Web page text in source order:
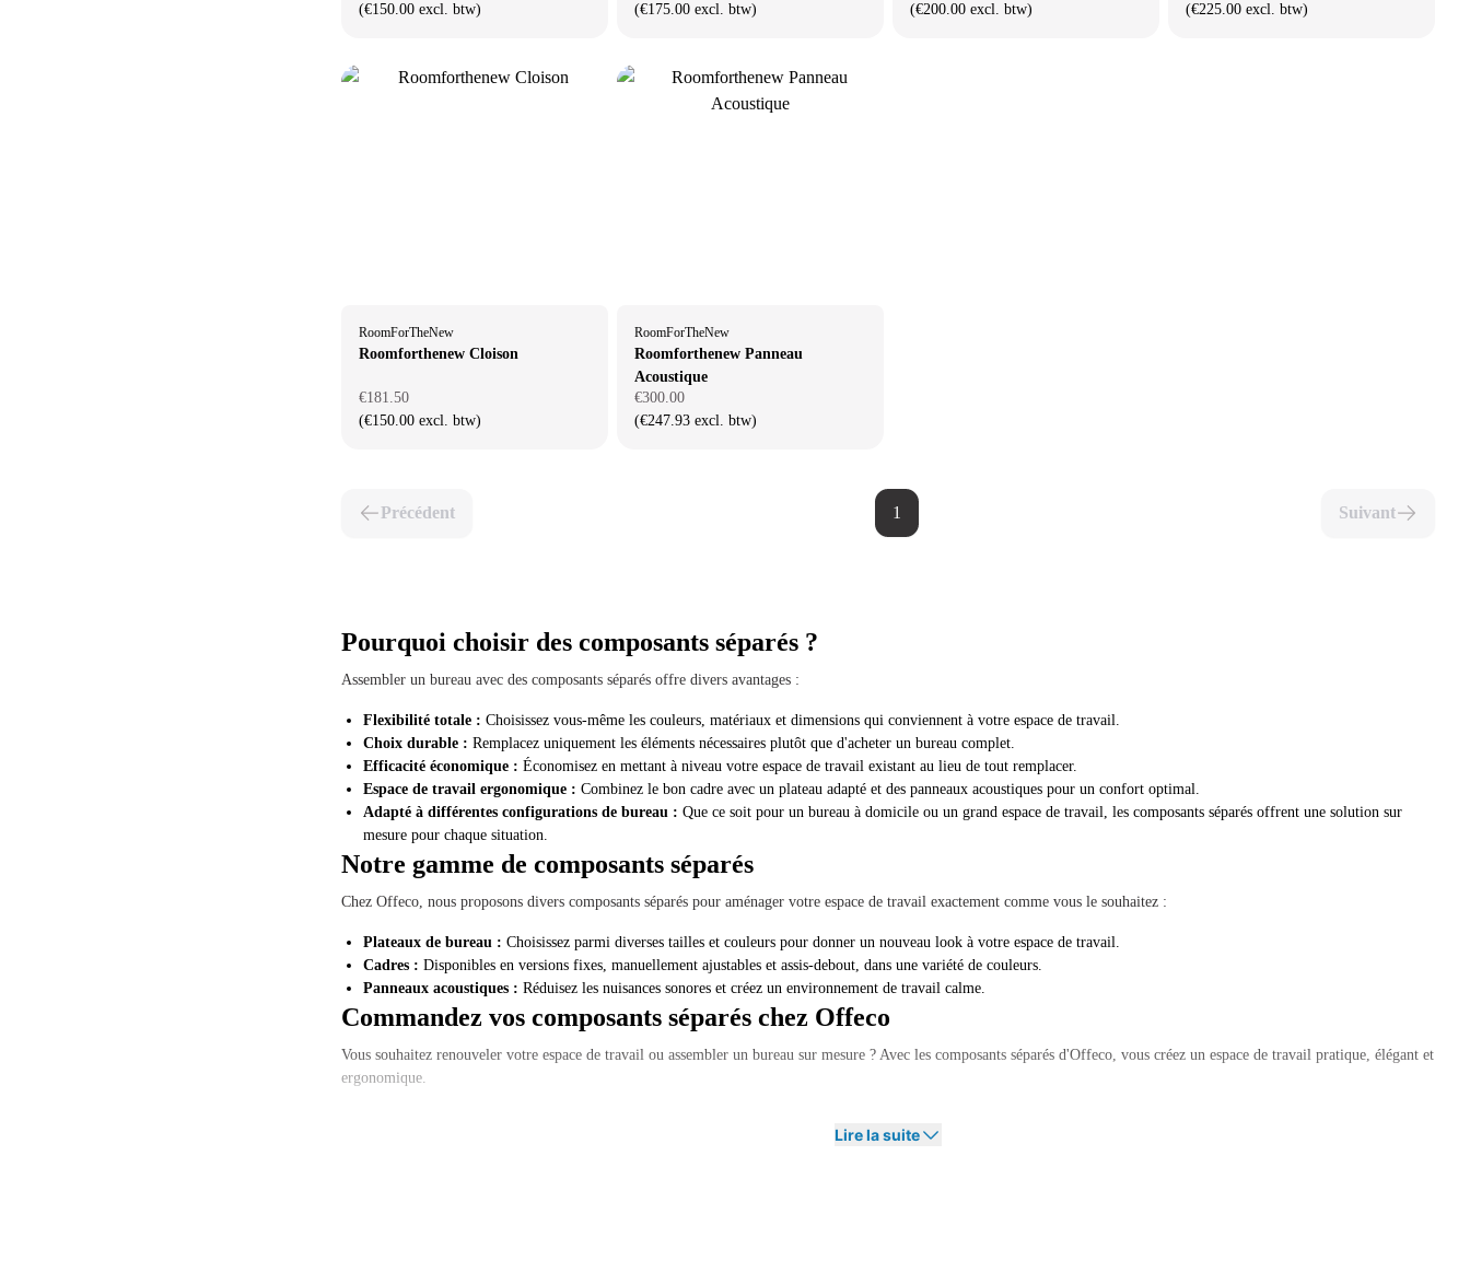
(€150.00 excl. btw)
(€175.00 excl. btw)
(€200.00 excl. btw)
(€225.00 excl. btw)
RoomForTheNew
Roomforthenew Cloison
€181.50
(€150.00 excl. btw)
RoomForTheNew
Roomforthenew Panneau
Acoustique
€300.00
(€247.93 excl. btw)
Précédent 1 Suivant
Pourquoi choisir des composants séparés ?
Assembler un bureau avec des composants séparés offre divers avantages :
Flexibilité totale : Choisissez vous-même les couleurs, matériaux et dimensions qui conviennent à votre espace de travail.
Choix durable : Remplacez uniquement les éléments nécessaires plutôt que d'acheter un bureau complet.
Efficacité économique : Économisez en mettant à niveau votre espace de travail existant au lieu de tout remplacer.
Espace de travail ergonomique : Combinez le bon cadre avec un plateau adapté et des panneaux acoustiques pour un confort optimal.
Adapté à différentes configurations de bureau : Que ce soit pour un bureau à domicile ou un grand espace de travail, les composants séparés offrent une solution sur
mesure pour chaque situation.
Notre gamme de composants séparés
Chez Offeco, nous proposons divers composants séparés pour aménager votre espace de travail exactement comme vous le souhaitez :
Plateaux de bureau : Choisissez parmi diverses tailles et couleurs pour donner un nouveau look à votre espace de travail.
Cadres : Disponibles en versions fixes, manuellement ajustables et assis-debout, dans une variété de couleurs.
Panneaux acoustiques : Réduisez les nuisances sonores et créez un environnement de travail calme.
Commandez vos composants séparés chez Offeco
Vous souhaitez renouveler votre espace de travail ou assembler un bureau sur mesure ? Avec les composants séparés d'Offeco, vous créez un espace de travail pratique, élégant et
ergonomique.
Lire la suite